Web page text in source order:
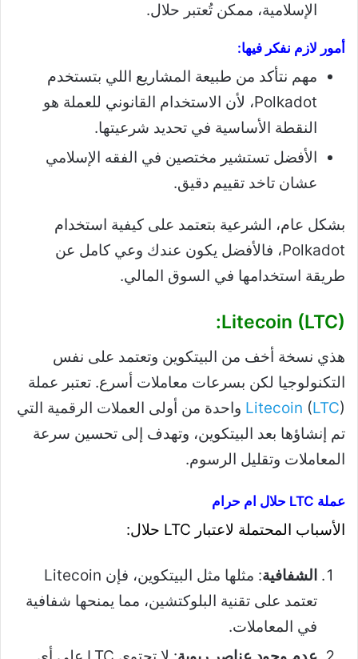
الإسلامية، ممكن تُعتبر حلال.
أمور لازم نفكر فيها:
مهم نتأكد من طبيعة المشاريع اللي بتستخدم
Polkadot، لأن الاستخدام القانوني للعملة هو
النقطة الأساسية في تحديد شرعيتها.
الأفضل تستشير مختصين في الفقه الإسلامي
عشان تاخد تقييم دقيق.
بشكل عام، الشرعية بتعتمد على كيفية استخدام
Polkadot، فالأفضل يكون عندك وعي كامل عن
طريقة استخدامها في السوق المالي.
Litecoin (LTC):
هذي نسخة أخف من البيتكوين وتعتمد على نفس
التكنولوجيا لكن بسرعات معاملات أسرع. تعتبر عملة
Litecoin (LTC
) واحدة من أولى العملات الرقمية التي
تم إنشاؤها بعد البيتكوين، وتهدف إلى تحسين سرعة
المعاملات وتقليل الرسوم.
عملة LTC حلال ام حرام
الأسباب المحتملة لاعتبار LTC حلال:
الشفافية
: مثلها مثل البيتكوين، فإن Litecoin
تعتمد على تقنية البلوكتشين، مما يمنحها شفافية
في المعاملات.